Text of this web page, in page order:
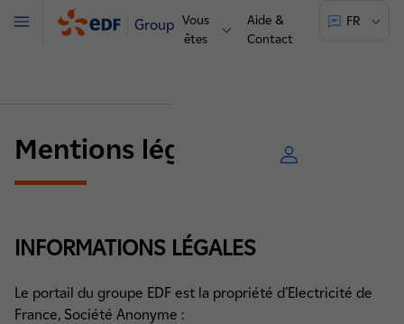
Groupe Vous
êtes
Aide &
Contact
FR
Menu
Mentions légales
INFORMATIONS LÉGALES
Le portail du groupe EDF est la propriété d’Electricité de
France, Société Anonyme :